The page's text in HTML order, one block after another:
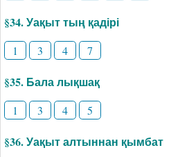
§34. Уақыт тың қадірі
1 3 4 7
§35. Бала лықшақ
1 3 4 5
§36. Уақыт алтыннан қымбат